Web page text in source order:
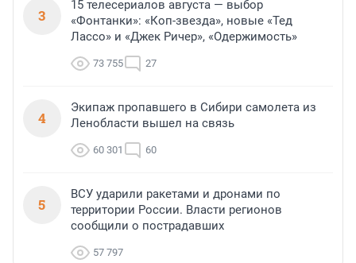
3
15 телесериалов августа — выбор
«Фонтанки»: «Коп-звезда», новые «Тед
Лассо» и «Джек Ричер», «Одержимость»
73 755 27
4
Экипаж пропавшего в Сибири самолета из
Ленобласти вышел на связь
60 301 60
5
ВСУ ударили ракетами и дронами по
территории России. Власти регионов
сообщили о пострадавших
57 797